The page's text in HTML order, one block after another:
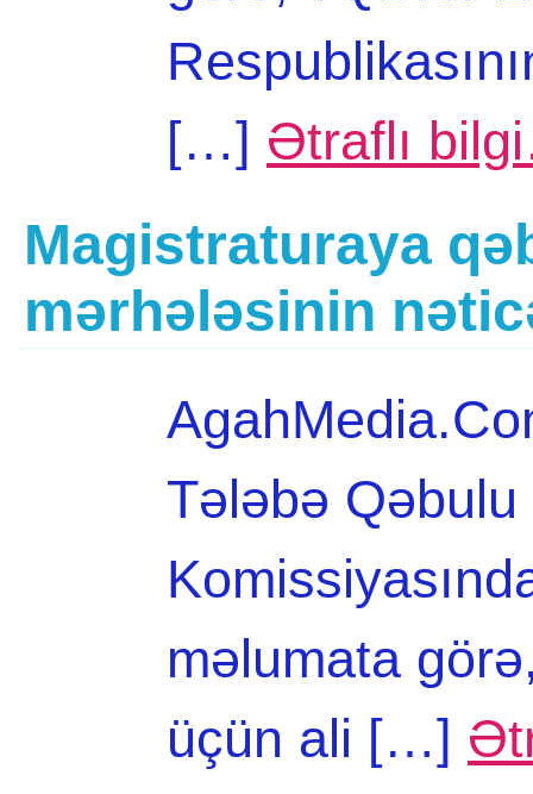
[…] Ətraflı
Magistraturaya
mərhələsinin
Tələbə
məlumata
üçün ali […]